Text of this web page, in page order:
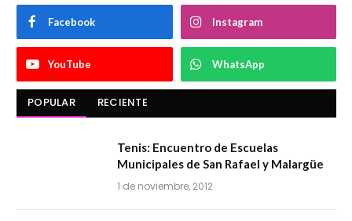
Facebook Instagram
YouTube WhatsApp
POPULAR RECIENTE
Tenis: Encuentro de Escuelas
Municipales de San Rafael y Malargüe
1 de noviembre, 2012